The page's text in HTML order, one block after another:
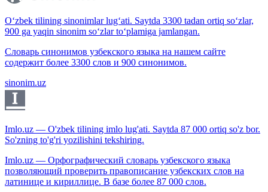
O‘zbek tilining sinonimlar lug‘ati. Saytda 3300 tadan ortiq so‘zlar,
900 ga yaqin sinonim so‘zlar to‘plamiga jamlangan.
Словарь синонимов узбекского языка на нашем сайте
содержит более 3300 слов и 900 синонимов.
sinonim.uz
Imlo.uz — O'zbek tilining imlo lug'ati. Saytda 87 000 ortiq so'z bor.
So'zning to'g'ri yozilishini tekshiring.
Imlo.uz — Орфографический словарь узбекского языка
позволяющий проверить правописание узбекских слов на
латинице и кириллице. В базе более 87 000 слов.